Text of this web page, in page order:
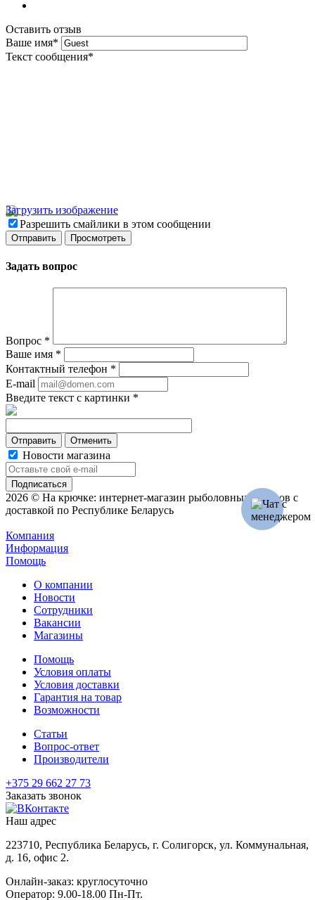
Оставить отзыв
Ваше имя*
Текст сообщения*
Загрузить изображение
Разрешить смайлики в этом сообщении
Задать вопрос
Вопрос *
Ваше имя *
Контактный телефон *
E-mail
Введите текст с картинки *
Отменить
Новости магазина
2026 © На крючке: интернет-магазин рыболовных товаров с
доставкой по Республике Беларусь
Компания
Информация
Помощь
О компании
Новости
Сотрудники
Вакансии
Магазины
Помощь
Условия оплаты
Условия доставки
Гарантия на товар
Возможности
Статьи
Вопрос-ответ
Производители
+375 29 662 27 73
Заказать звонок
Наш адрес
223710, Республика Беларусь, г. Солигорск, ул. Коммунальная,
д. 16, офис 2.
Онлайн-заказ: круглосуточно
Оператор: 9.00-18.00 Пн-Пт.